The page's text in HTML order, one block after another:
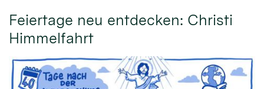
Feiertage neu entdecken: Christi
Himmelfahrt